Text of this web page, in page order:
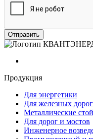
Продукция
Для энергетики
Для железных дорог
Металлические
Для дорог и мостов
Инженерное